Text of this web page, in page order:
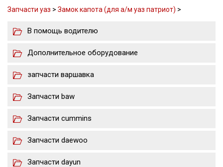
Запчасти уаз > Замок капота (для а/м уаз патриот) >
В помощь водителю
Дополнительное оборудование
запчасти варшавка
Запчасти baw
Запчасти cummins
Запчасти daewoo
Запчасти dayun